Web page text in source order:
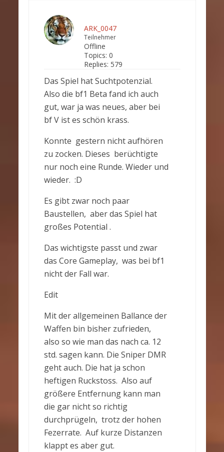
ARK_0047
Teilnehmer
Offline
Topics: 0
Replies: 579
Das Spiel hat Suchtpotenzial.
Also die bf1 Beta fand ich auch
gut, war ja was neues, aber bei
bf V ist es schön krass.
Konnte gestern nicht aufhören
zu zocken. Dieses berüchtigte
nur noch eine Runde. Wieder und
wieder. :D
Es gibt zwar noch paar
Baustellen, aber das Spiel hat
großes Potential .
Das wichtigste passt und zwar
das Core Gameplay, was bei bf1
nicht der Fall war.
Edit
Mit der allgemeinen Ballance der
Waffen bin bisher zufrieden,
also so wie man das nach ca. 12
std. sagen kann. Die Sniper DMR
geht auch. Die hat ja schon
heftigen Ruckstoss. Also auf
größere Entfernung kann man
die gar nicht so richtig
durchprügeln, trotz der hohen
Fezerrate. Auf kurze Distanzen
klappt es aber gut.